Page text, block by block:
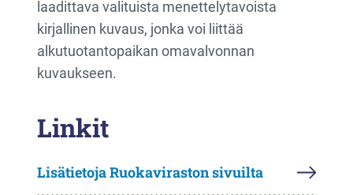
laadittava valituista menettelytavoista
kirjallinen kuvaus, jonka voi liittää
alkutuotantopaikan omavalvonnan
kuvaukseen.
Linkit
Lisätietoja Ruokaviraston sivuilta